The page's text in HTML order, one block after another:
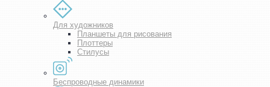
Для художников
Планшеты для рисования
Плоттеры
Стилусы
Беспроводные динамики